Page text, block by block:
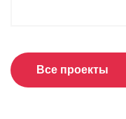
Все проекты